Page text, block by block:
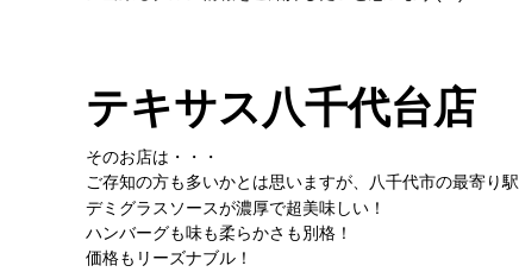
テキサス八千代台店
そのお店は・・・
ご存知の方も多いかとは思いますが、八千代市の最寄り
デミグラスソースが濃厚で超美味しい！
ハンバーグも味も柔らかさも別格！
価格もリーズナブル！